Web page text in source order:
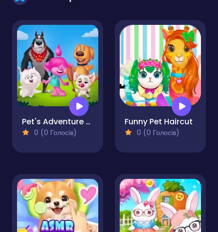
Pet's Adventure A Day To Remember
0 (0 Голосів)
Funny Pet Haircut
0 (0 Голосів)